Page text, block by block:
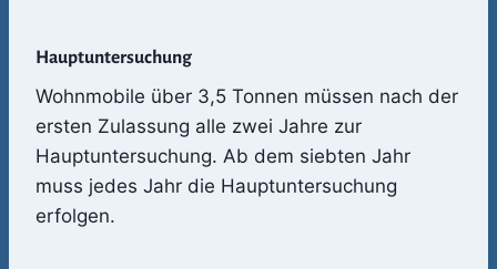
Hauptuntersuchung
Wohnmobile über 3,5 Tonnen müssen nach der
ersten Zulassung alle zwei Jahre zur
Hauptuntersuchung. Ab dem siebten Jahr
muss jedes Jahr die Hauptuntersuchung
erfolgen.